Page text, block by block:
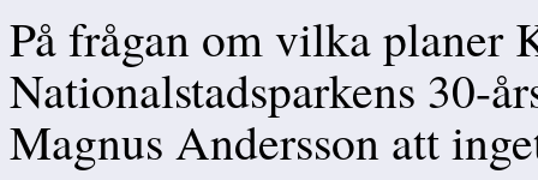
På frågan om vilka planer
Nationalstadsparkens 30-
Magnus Andersson att